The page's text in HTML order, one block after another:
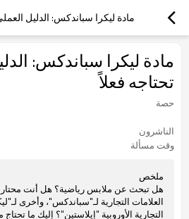
مادة ليكرا سباندكس: الدليل
مادة ليكرا سباندكس:
تحتاجه فعلاً
حصة
الناشرون
وقت مسألة
ملخص
هل تبحث عن ملابس رياضية؟ هل أنت
العلامات التجارية لـ"سباندكس"، وأخرى
التجارية الأوروبية "إيلاستين"؟ إليك ما